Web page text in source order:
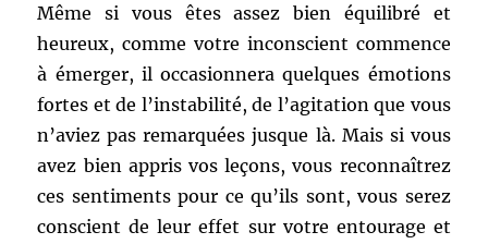
Même si vous êtes assez bien équilibré et
heureux, comme votre inconscient commence
à émerger, il occasionnera quelques émotions
fortes et de l’instabilité, de l’agitation que vous
n’aviez pas remarquées jusque là. Mais si vous
avez bien appris vos leçons, vous reconnaîtrez
ces sentiments pour ce qu’ils sont, vous serez
conscient de leur effet sur votre entourage et